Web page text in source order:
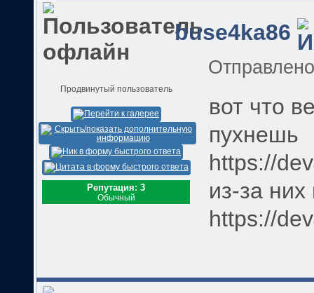
buse4ka86
Продвинутый пользователь
Репутация: 3
Обычный
вот что
пухнешь
https://
из-за
https://